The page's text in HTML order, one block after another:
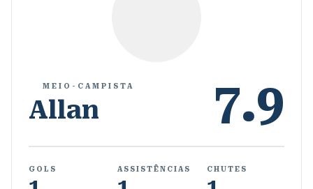
MEIO-CAMPISTA
Allan 7.9
GOLS ASSISTÊNCIAS CHUTES